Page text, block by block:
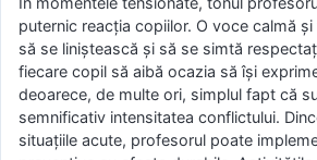
puternic reacția copiilor. O voce calmă
să se liniștească și să se simtă
fiecare copil să aibă ocazia să își
deoarece, de multe ori, simplul fapt că
semnificativ intensitatea conflictului.
situațiile acute, profesorul poate